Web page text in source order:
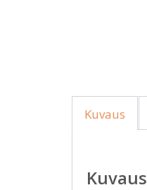
Kuvaus
Kuvaus